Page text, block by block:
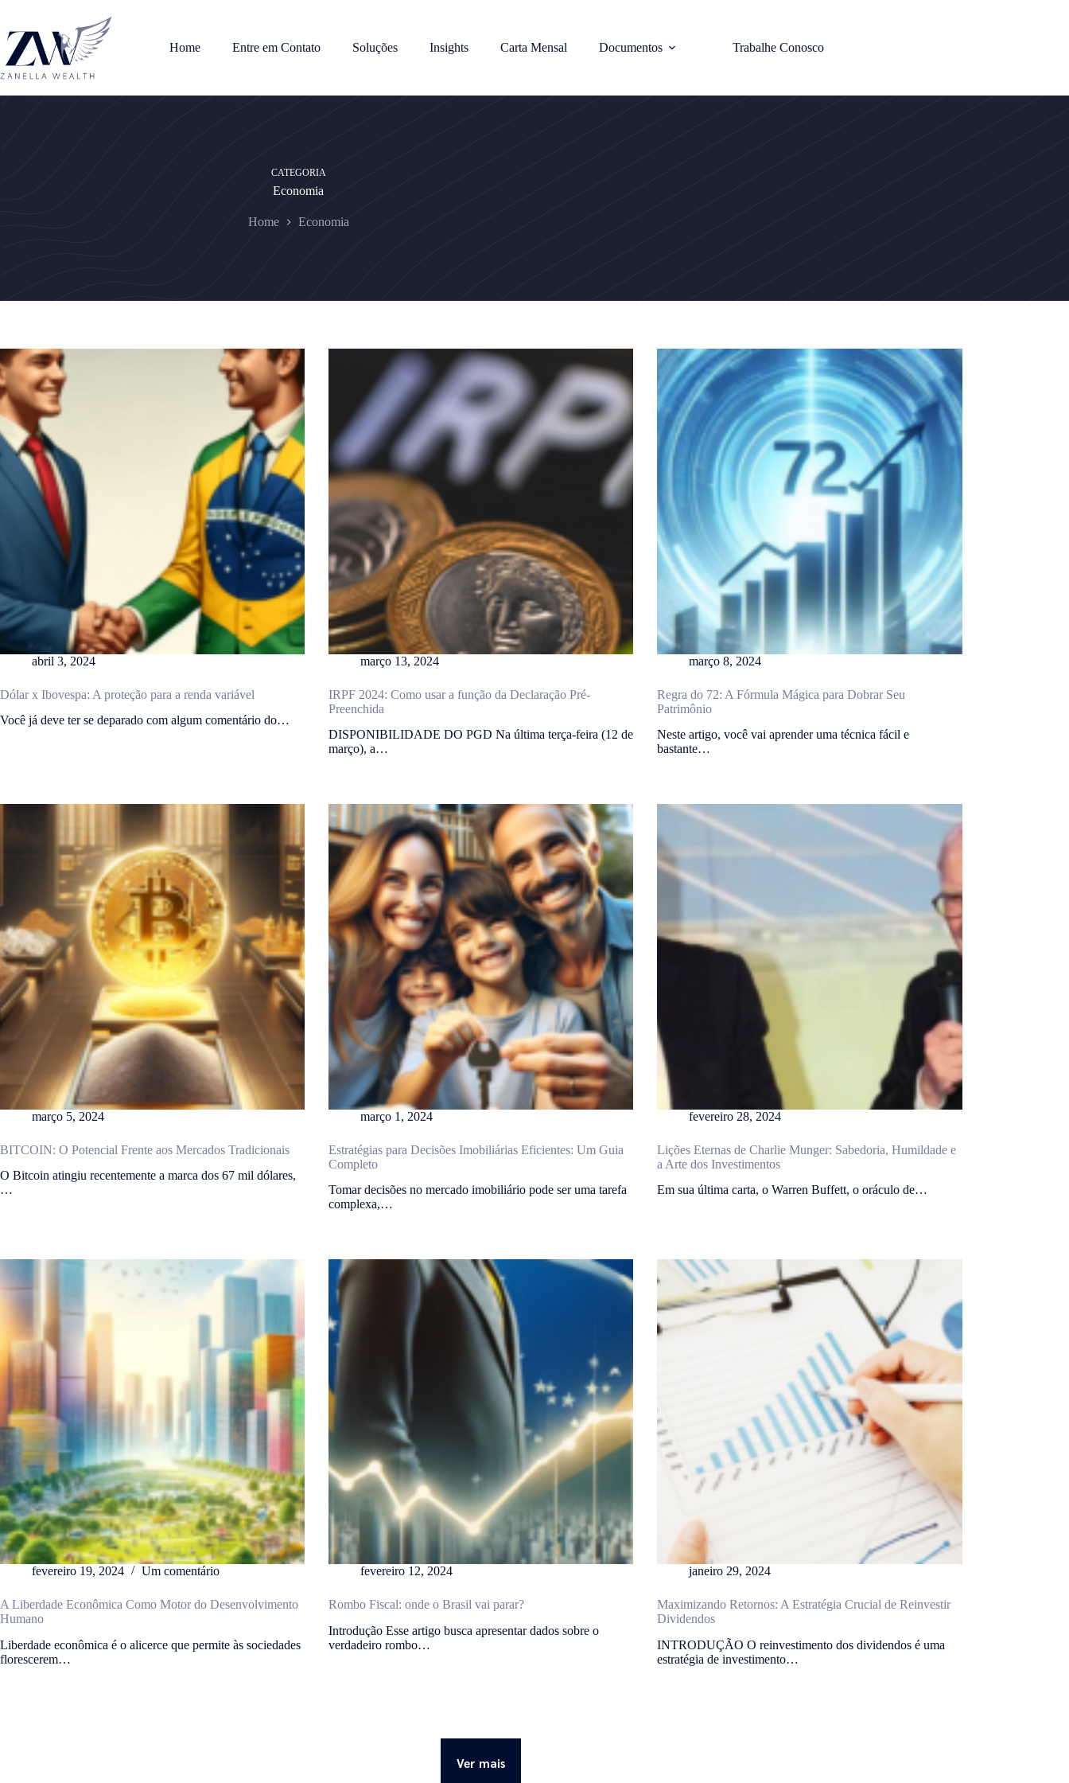
conteúdo
Home Entre em Contato Soluções Insights Carta Mensal Documentos Trabalhe Conosco
CATEGORIA
Economia
Home Economia
abril 3, 2024
Dólar x Ibovespa: A proteção para a renda variável
Você já deve ter se deparado com algum comentário do…
março 13, 2024
IRPF 2024: Como usar a função da Declaração Pré-
Preenchida
DISPONIBILIDADE DO PGD Na última terça-feira (12 de
março), a…
março 8, 2024
Regra do 72: A Fórmula Mágica para Dobrar Seu
Patrimônio
Neste artigo, você vai aprender uma técnica fácil e
bastante…
março 5, 2024
BITCOIN: O Potencial Frente aos Mercados Tradicionais
O Bitcoin atingiu recentemente a marca dos 67 mil dólares,
…
março 1, 2024
Estratégias para Decisões Imobiliárias Eficientes: Um Guia
Completo
Tomar decisões no mercado imobiliário pode ser uma tarefa
complexa,…
fevereiro 28, 2024
Lições Eternas de Charlie Munger: Sabedoria, Humildade e
a Arte dos Investimentos
Em sua última carta, o Warren Buffett, o oráculo de…
fevereiro 19, 2024 Um comentário
A Liberdade Econômica Como Motor do Desenvolvimento
Humano
Liberdade econômica é o alicerce que permite às sociedades
florescerem…
fevereiro 12, 2024
Rombo Fiscal: onde o Brasil vai parar?
Introdução Esse artigo busca apresentar dados sobre o
verdadeiro rombo…
janeiro 29, 2024
Maximizando Retornos: A Estratégia Crucial de Reinvestir
Dividendos
INTRODUÇÃO O reinvestimento dos dividendos é uma
estratégia de investimento…
Ver mais